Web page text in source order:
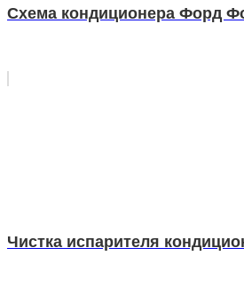
Схема кондиционера Форд
Чистка испарителя